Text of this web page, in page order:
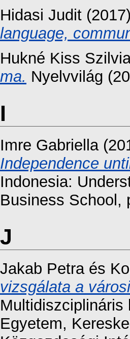
Hidasi Judit (2017)
language,
Hukné Kiss
ma. Nyelvvilág
I
Imre Gabriella
Independence
Indonesia:
Business School,
J
Jakab Petraés
vizsgálata a
Egyetem,